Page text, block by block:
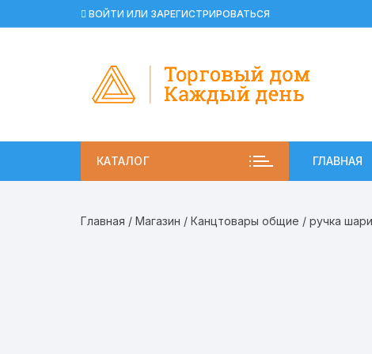
к
ВОЙТИ ИЛИ ЗАРЕГИСТРИРОВАТЬСЯ
КАТАЛОГ ГЛАВНАЯ
Главная / Магазин / Канцтовары общие / ручка